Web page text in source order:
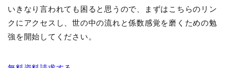
いきなり言われても困ると思うので、まずはこちらのリン
クにアクセスし、世の中の流れと係数感覚を磨くための勉
強を開始してください。